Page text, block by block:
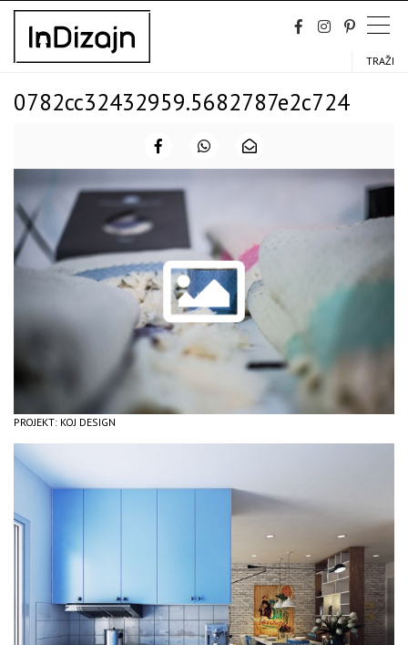
Skip
content
TRAŽI
0782cc32432959.5682787e2c724
PROJEKT: KOJ DESIGN